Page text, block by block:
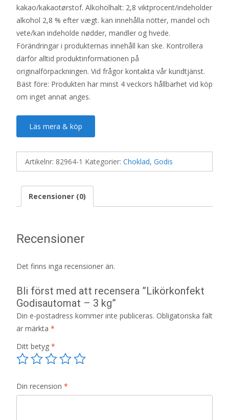
kakao/kakaotørstof. Alkoholhalt: 2,8 viktprocent/indeholder
alkohol 2,8 % efter vægt. kan innehålla nötter, mandel och
vete/kan indeholde nødder, mandler og hvede.
Förändringar i produkternas innehåll kan ske. Kontrollera
därför alltid produktinformationen på
originalförpackningen. Vid frågor kontakta vår kundtjänst.
Bäst före: Produkten har minst 4 veckors hållbarhet vid köp
om inget annat anges.
Läs mera & köp
Artikelnr: 82964-1 Kategorier: Choklad, Godis
Recensioner (0)
Recensioner
Det finns inga recensioner än.
Bli först med att recensera ”Likörkonfekt
Godisautomat – 3 kg”
Din e-postadress kommer inte publiceras. Obligatoriska fält
är märkta *
Ditt betyg *
Din recension *